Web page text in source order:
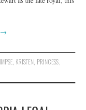
→
, KRISTEN, PRINCESS,